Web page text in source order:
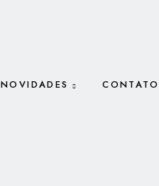
NOVIDADES CONTATO